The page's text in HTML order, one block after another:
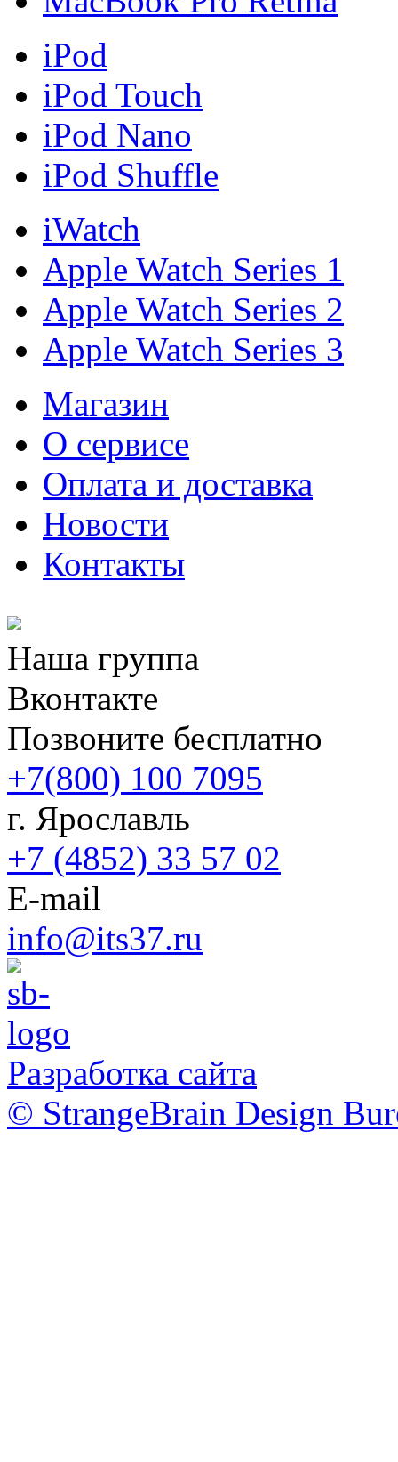
iPod
iPod Touch
iPod Nano
iPod Shuffle
iWatch
Apple Watch Series 1
Apple Watch Series 2
Apple Watch Series 3
Магазин
О cервисе
Оплата и доставка
Новости
Контакты
Наша группа
Вконтакте
Позвоните бесплатно
+7(800) 100 7095
г. Ярославль
+7 (4852) 33 57 02
E-mail
info@its37.ru
Разработка сайта
© StrangeBrain Design